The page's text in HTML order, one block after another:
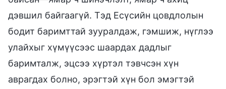
дэвшил байгаагүй. Тэд Есүсийн цовдлолын
бодит баримттай зууралдаж, гэмшиж, нүглээ
улайхыг хүмүүсээс шаардах дадлыг
баримталж, эцсээ хүртэл тэвчсэн хүн
аврагдах болно, эрэгтэй хүн бол эмэгтэй